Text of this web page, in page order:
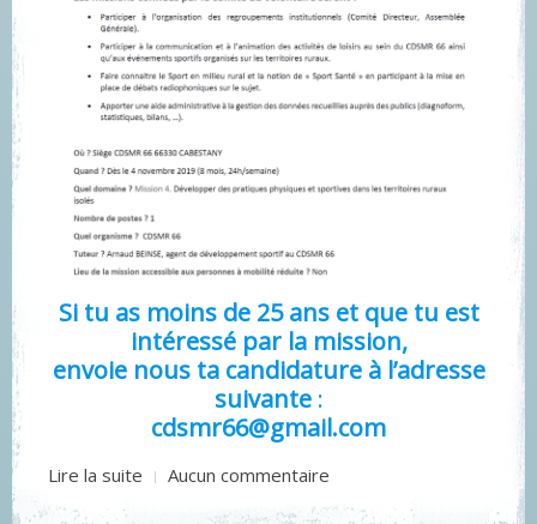
Si tu as moins de 25 ans et que tu est
intéressé par la mission,
envoie nous ta candidature à l’adresse
suivante:
cdsmr66@gmail.com
Lire la suite Aucun commentaire